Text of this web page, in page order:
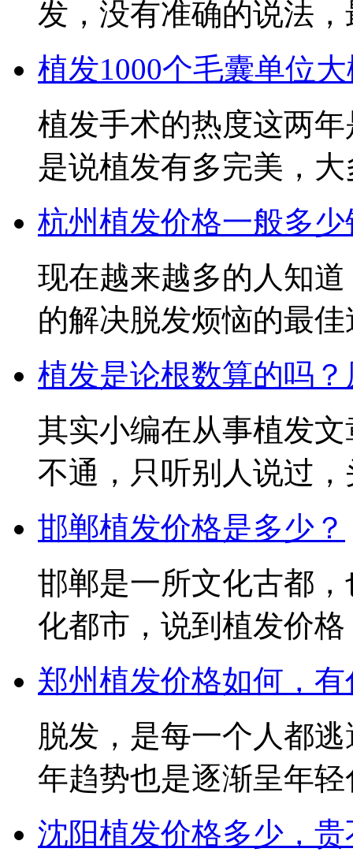
发，没有准确的说法，
植发1000个毛囊单位
植发手术的热度这两
是说植发有多完美，大
杭州植发价格一般多少
现在越来越多的人知
的解决脱发烦恼的最佳
植发是论根数算的吗
其实小编在从事植发
不通，只听别人说过，
邯郸植发价格是多少？
邯郸是一所文化古都
化都市，说到植发价格
郑州植发价格如何，
脱发，是每一个人都
年趋势也是逐渐呈年轻
沈阳植发价格多少，贵